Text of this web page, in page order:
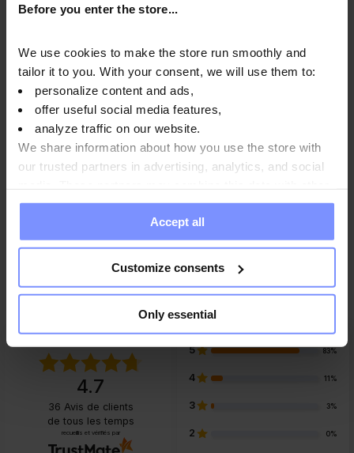
Before you enter the store...
We use cookies to make the store run smoothly and
tailor it to you. With your consent, we will use them to:
personalize content and ads,
offer useful social media features,
analyze traffic on our website.
We share information about how you use the store with
our trusted partners in advertising, analytics, and social
information you have provided to them or that they have
collected when you use their services. Do you agree?
Accept all
Customize consents
Only essential
Informations nutritionnelles
Paramètres
Fabricant
Questions et réponses
4.7
36 Avis de clients
de tous les temps
recueillis et vérifiés par
5 83%
4 11%
3 3%
2 0%